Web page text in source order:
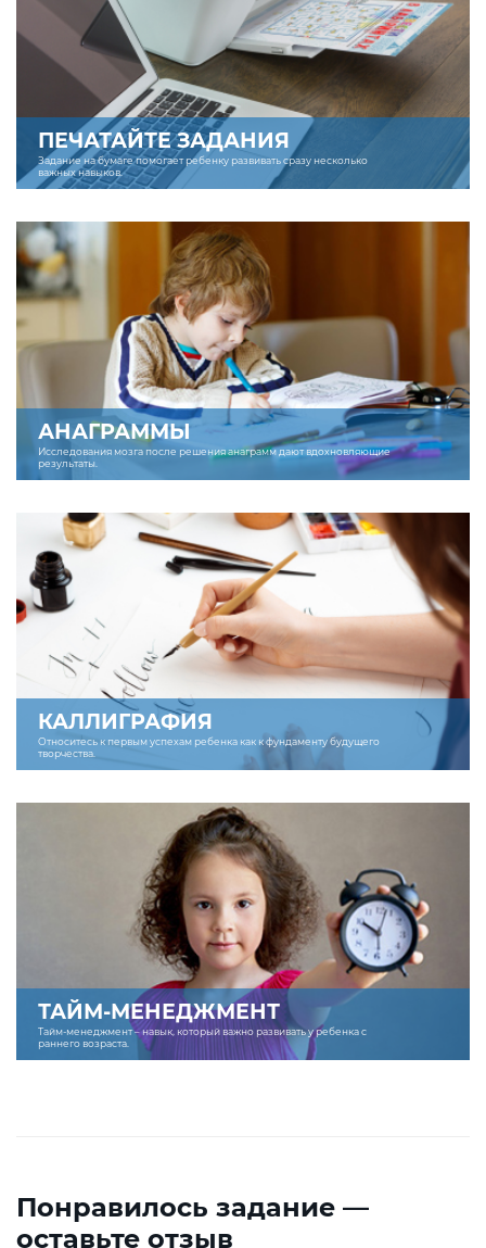
ПЕЧАТАЙТЕ ЗАДАНИЯ
Задание на бумаге помогает ребенку развивать сразу несколько
важных навыков.
АНАГРАММЫ
Исследования мозга после решения анаграмм дают вдохновляющие
результаты.
КАЛЛИГРАФИЯ
Относитесь к первым успехам ребенка как к фундаменту будущего
творчества.
ТАЙМ-МЕНЕДЖМЕНТ
Тайм-менеджмент – навык, который важно развивать у ребенка с
раннего возраста.
Понравилось задание —
оставьте отзыв